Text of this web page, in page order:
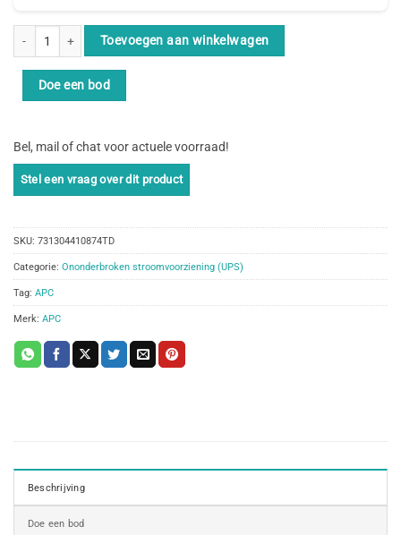
APC Back-UPS BX1600MI-GR Noodstroomvoeding 1600VA 4x stopcontact,
Toevoegen aan winkelwagen
Doe een bod
Bel, mail of chat voor actuele voorraad!
SKU: 731304410874TD
Categorie: Ononderbroken stroomvoorziening (UPS)
Tag: APC
Merk: APC
Beschrijving
Doe een bod